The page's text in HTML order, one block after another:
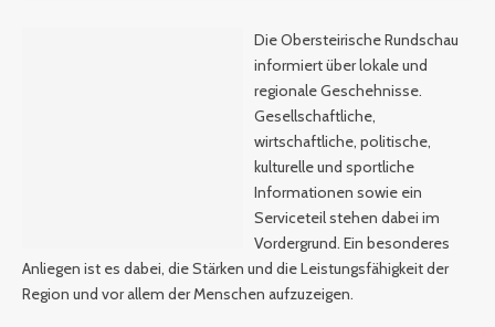
Die Obersteirische Rundschau
informiert über lokale und
regionale Geschehnisse.
Gesellschaftliche,
wirtschaftliche, politische,
kulturelle und sportliche
Informationen sowie ein
Serviceteil stehen dabei im
Vordergrund. Ein besonderes
Anliegen ist es dabei, die Stärken und die Leistungsfähigkeit der
Region und vor allem der Menschen aufzuzeigen.